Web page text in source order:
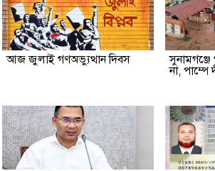
আজ জুলাই গণঅভ্যুত্থান দিবস
না, পাম্পে